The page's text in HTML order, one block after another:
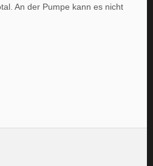
An der Pumpe kann es nicht